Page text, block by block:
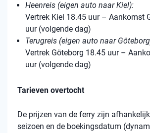
Heenreis (eigen auto naar Kiel):
Vertrek Kiel 18.45 uur – Aankomst
uur (volgende dag)
Terugreis (eigen auto naar
Vertrek Göteborg 18.45 uur –
uur (volgende dag)
Tarieven overtocht
De prijzen van de ferry zijn
seizoen en de boekingsdatum